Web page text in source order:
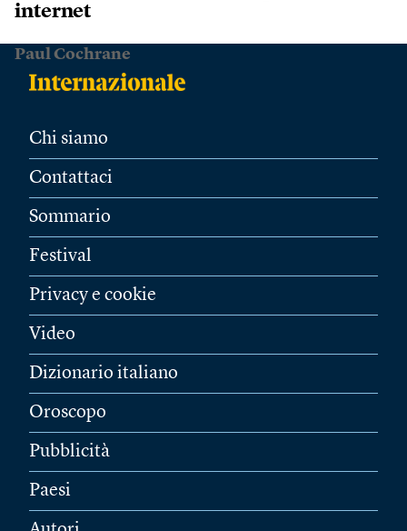
internet
Paul Cochrane
Chi siamo
Contattaci
Sommario
Festival
Privacy e cookie
Video
Dizionario italiano
Oroscopo
Pubblicità
Paesi